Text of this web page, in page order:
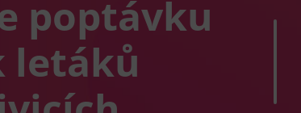
poptávku
letáků